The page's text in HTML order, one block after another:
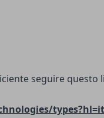
seguire questo
types?hl=it